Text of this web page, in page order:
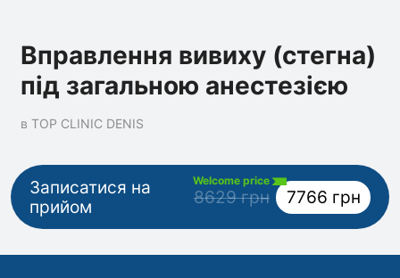
Вправлення вивиху (стегна)
під загальною анестезією
в TOP CLINIC DENIS
Записатися на
прийом
Welcome price
8629 грн 7766 грн